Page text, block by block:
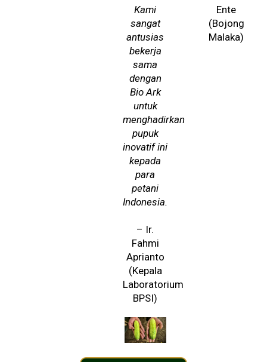
Kami
sangat
antusias
bekerja
sama
dengan
Bio Ark
untuk
menghadirkan
pupuk
inovatif ini
kepada
para
petani
Indonesia.
– Ir.
Fahmi
Aprianto
(Kepala
Laboratorium
BPSI)
Ente
(Bojong
Malaka)